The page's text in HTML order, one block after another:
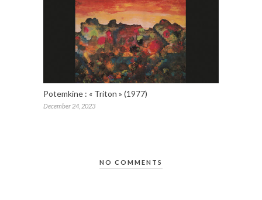
Potemkine : « Triton » (1977)
December 24, 2023
NO COMMENTS